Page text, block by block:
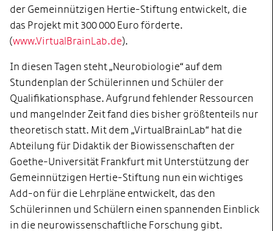
der Gemeinnützigen Hertie-Stiftung entwickelt, die
das Projekt mit 300 000 Euro förderte.
(www.VirtualBrainLab.de).
In diesen Tagen steht „Neurobiologie“ auf dem
Stundenplan der Schülerinnen und Schüler der
Qualifikationsphase. Aufgrund fehlender Ressourcen
und mangelnder Zeit fand dies bisher größtenteils nur
theoretisch statt. Mit dem „VirtualBrainLab“ hat die
Abteilung für Didaktik der Biowissenschaften der
Goethe-Universität Frankfurt mit Unterstützung der
Gemeinnützigen Hertie-Stiftung nun ein wichtiges
Add-on für die Lehrpläne entwickelt, das den
Schülerinnen und Schülern einen spannenden Einblick
in die neurowissenschaftliche Forschung gibt.